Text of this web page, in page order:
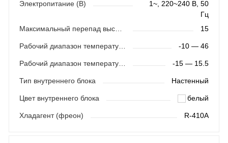
Электропитание (В)
1~, 220~240 В, 50
Гц
Максимальный перепад высот (м)
15
Рабочий диапазон температур (охлаждение) -10 — 46
Рабочий диапазон температур (обогрев) -15 — 15.5
Тип внутреннего блока Настенный
Цвет внутреннего блока белый
Хладагент (фреон) R-410A